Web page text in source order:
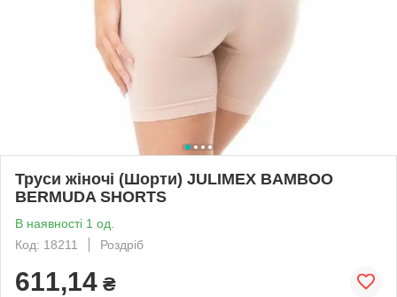
Труси жіночі (Шорти) JULIMEX BAMBOO
BERMUDA SHORTS
В наявності 1 од.
Код: 18211
Роздріб
611,14 ₴